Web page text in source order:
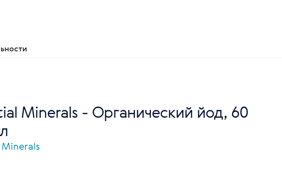
Minerals - Органический йод, 60